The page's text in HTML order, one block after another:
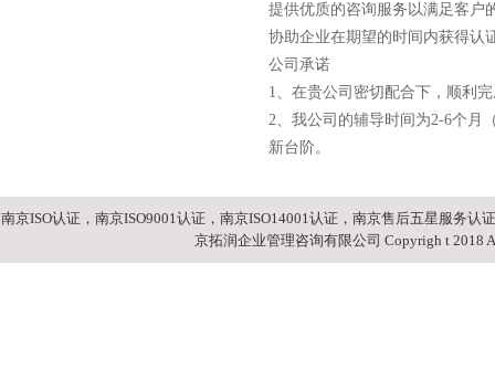
提供优质的咨询服务以满足客户
协助企业在期望的时间内获得认
公司承诺
1、在贵公司密切配合下，顺利
2、我公司的辅导时间为2-6个月
新台阶。
南京ISO认证，南京ISO9001认证，南京ISO14001认证，南京售后五星服务
京拓润企业管理咨询有限公司 Copyrigh t 2018